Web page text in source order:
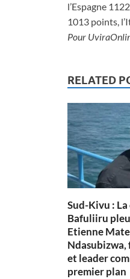
l’Espagne
1013 points,
Pour
RELATED
Sud-Kivu :
Bafuliiru
Etienne
et leader
premier plan